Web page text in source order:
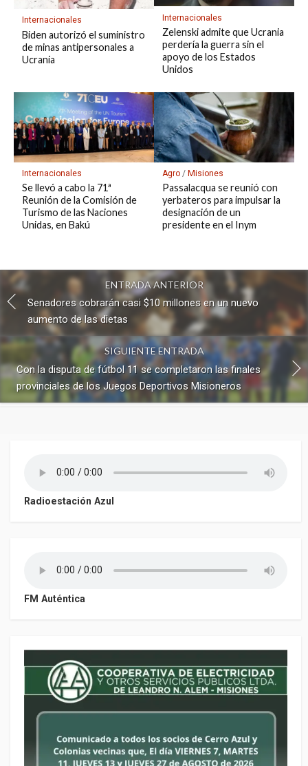
Internacionales
Biden autorizó el suministro
de minas antipersonales a
Ucrania
Internacionales
Zelenski admite que Ucrania
perdería la guerra sin el
apoyo de los Estados
Unidos
Internacionales
Se llevó a cabo la 71ª
Reunión de la Comisión de
Turismo de las Naciones
Unidas, en Bakú
Agro/ Misiones
Passalacqua se reunió con
yerbateros para impulsar la
designación de un
presidente en el Inym
ENTRADA ANTERIOR
Senadores cobrarán casi $10 millones en un nuevo
aumento de las dietas
SIGUIENTE ENTRADA
Con la disputa de fútbol 11 se completaron las finales
provinciales de los Juegos Deportivos Misioneros
Radioestación Azul
FM Auténtica